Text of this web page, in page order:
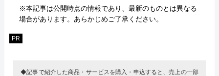
※本記事は公開時点の情報であり、最新のものとは異なる
場合があります。あらかじめご了承ください。
PR
◆記事で紹介した商品・サービスを購入・申込すると、売上の一部